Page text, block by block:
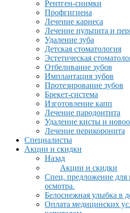
Рентген-снимки
Профгигиена
Лечение кариеса
Лечение пульпита и
Удаление зуба
Детская стоматология
Эстетическая
Отбеливание зубов
Имплантация зубов
Протезирование зубов
Брекет-система
Изготовление капп
Лечение пародонтита
Удаление кисты и
Лечение перикоронита
Специалисты
Акции и скидки
Назад
Акции и скидки
Спец. предложение для
осмотра.
Белоснежная улыбка в
Оплата медицинских